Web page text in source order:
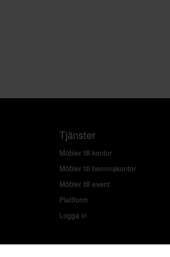
Tjänster
Möbler till kontor
Möbler till hemmakontor
Möbler till event
Plattform
Logga in